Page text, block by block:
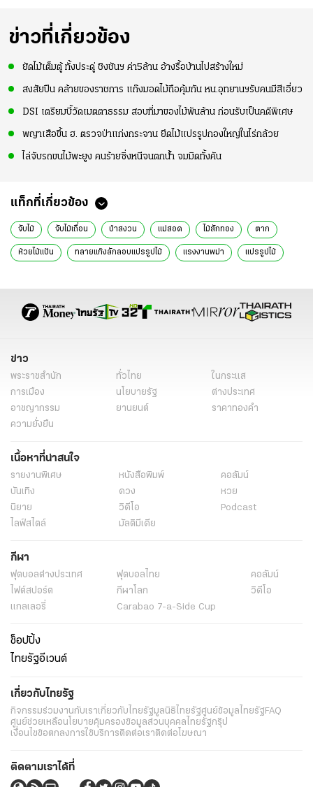
ข่าวที่เกี่ยวข้อง
ยัดไม้เต็มตู้ ทั้งประดู่ ชิงชันฯ ค่า5ล้าน อ้างรื้อบ้านไปสร้างใหม่
สงสัยปืน คล้ายของราชการ แก๊งมอดไม้ถือคุ้มกัน หน.อุทยานฯรับคนมีสีเอี่ยว
DSI เตรียมบี้วัดเมตตาธรรม สอบที่มาของไม้พันล้าน ก่อนรับเป็นคดีพิเศษ
พญาเสือขึ้น ฮ. ตรวจป่าแก่งกระจาน ยึดไม้แปรรูปกองใหญ่ในไร่กล้วย
ไล่จับรถขนไม้พะยูง คนร้ายซิ่งหนีจนตกน้ำ จมมิดทั้งคัน
แท็กที่เกี่ยวข้อง
จับไม้ จับไม้เถื่อน ป่าสงวน แม่สอด ไม้สักทอง ตาก
ห้วยไม้แป้น ทลายแก๊งลักลอบแปรรูปไม้ แรงงานพม่า แปรรูปไม้
ข่าว
พระราชสำนัก ทั่วไทย
ในกระแส
การเมือง
นโยบายรัฐ
ต่างประเทศ
อาชญากรรม
ยานยนต์
ราคาทองคำ
ความยั่งยืน
เนื้อหาที่น่าสนใจ
รายงานพิเศษ หนังสือพิมพ์
คอลัมน์
บันเทิง
ดวง
หวย
นิยาย
วิดีโอ
Podcast
ไลฟ์สไตล์
มัลติมีเดีย
กีฬา
ฟุตบอลต่่างประเทศ ฟุตบอลไทย
คอลัมน์
ไฟต์สปอร์ต
กีฬาโลก
วิดีโอ
แกลเลอรี่
Carabao 7-a-Side Cup
ช็อปปิ้ง
ไทยรัฐอีเวนต์
เกี่ยวกับไทยรัฐ
กิจกรรมร่วมงานกับเราเกี่ยวกับไทยรัฐมูลนิธิไทยรัฐศูนย์ข้อมูลไทยรัฐFAQ
ศูนย์ช่วยเหลือนโยบายคุ้มครองข้อมูลส่วนบุคคลไทยรัฐกรุ๊ป
เงื่อนไขข้อตกลงการใช้บริการติดต่อเราติดต่อโฆษณา
ติดตามเราได้ที่